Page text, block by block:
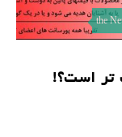
the
تر است؟!